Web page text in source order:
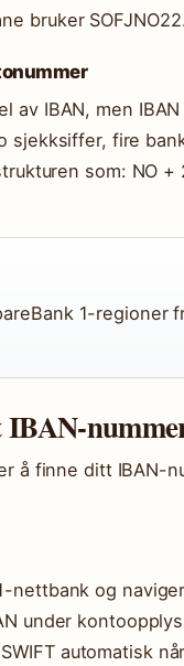
bruker
av IBAN, men
sjekksiffer, fire
som: NO
1-regioner
å finne ditt IBAN-
nettbank og
under
automatisk